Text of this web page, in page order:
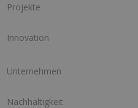
Projekte
Innovation
Unternehmen
Nachhaltigkeit